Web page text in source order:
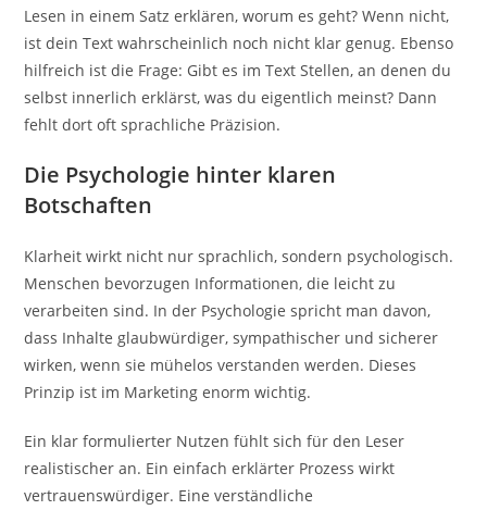
Lesen in einem Satz erklären, worum es geht? Wenn nicht,
ist dein Text wahrscheinlich noch nicht klar genug. Ebenso
hilfreich ist die Frage: Gibt es im Text Stellen, an denen du
selbst innerlich erklärst, was du eigentlich meinst? Dann
fehlt dort oft sprachliche Präzision.
Die Psychologie hinter klaren
Botschaften
Klarheit wirkt nicht nur sprachlich, sondern psychologisch.
Menschen bevorzugen Informationen, die leicht zu
verarbeiten sind. In der Psychologie spricht man davon,
dass Inhalte glaubwürdiger, sympathischer und sicherer
wirken, wenn sie mühelos verstanden werden. Dieses
Prinzip ist im Marketing enorm wichtig.
Ein klar formulierter Nutzen fühlt sich für den Leser
realistischer an. Ein einfach erklärter Prozess wirkt
vertrauenswürdiger. Eine verständliche